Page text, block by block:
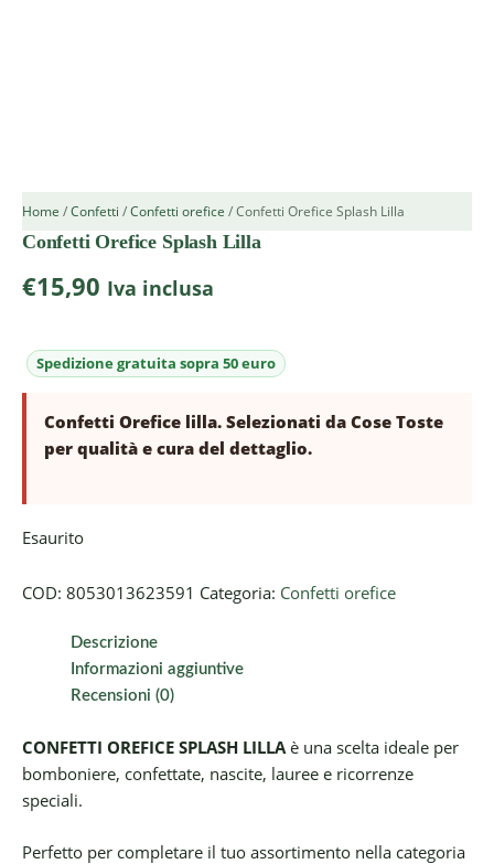
Home /Confetti /Confetti orefice / Confetti Orefice Splash Lilla
Confetti Orefice Splash Lilla
€15,90 Iva inclusa
Confetti Orefice lilla. Selezionati da Cose Toste
per qualità e cura del dettaglio.
Esaurito
COD: 8053013623591 Categoria: Confetti orefice
Descrizione
Informazioni aggiuntive
Recensioni (0)
CONFETTI OREFICE SPLASH LILLA è una scelta ideale per
bomboniere, confettate, nascite, lauree e ricorrenze
speciali.
Perfetto per completare il tuo assortimento nella categoria